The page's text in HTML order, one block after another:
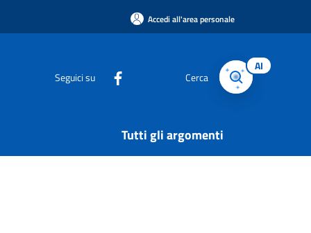
Accedi all'area personale
Seguici su Cerca
AI
Tutti gli argomenti